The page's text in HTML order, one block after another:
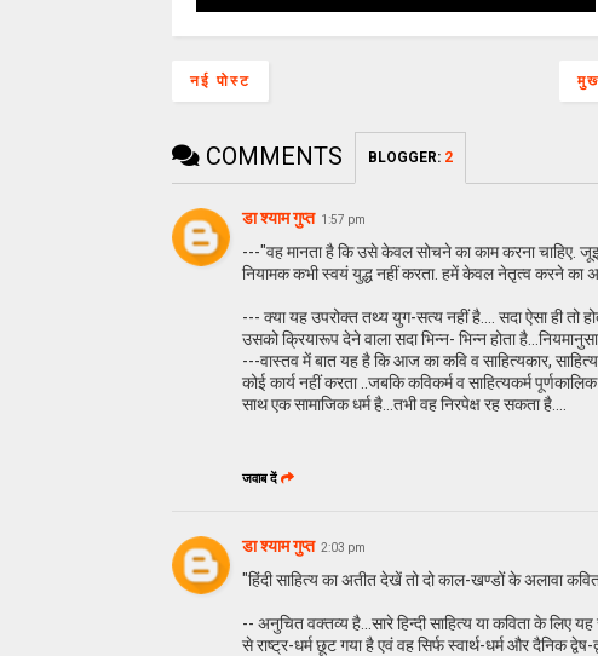
नई पोस्ट
COMMENTS BLOGGER: 2
डा श्याम गुप्त 1:57 pm
---"वह मानता है कि उसे केवल सोचने का काम करना चाहिए.
नियामक कभी स्वयं युद्ध नहीं करता. हमें केवल नेतृत्व करने
--- क्या यह उपरोक्त तथ्य युग-सत्य नहीं है.... सदा ऐसा ही तो
उसको क्रियारूप देने वाला सदा भिन्न- भिन्न होता है...नियमानुसार
---वास्तव में बात यह है कि आज का कवि व साहित्यकार,
कोई कार्य नहीं करता ..जबकि कविकर्म व साहित्यकर्म
साथ एक सामाजिक धर्म है...तभी वह निरपेक्ष रह सकता है....
जवाब दें
डा श्याम गुप्त 2:03 pm
"हिंदी साहित्य का अतीत देखें तो दो काल-खण्डों के अलावा कविता
-- अनुचित वक्तव्य है...सारे हिन्दी साहित्य या कविता के लिए
से राष्ट्र-धर्म छूट गया है एवं वह सिर्फ स्वार्थ-धर्म और दैनिक